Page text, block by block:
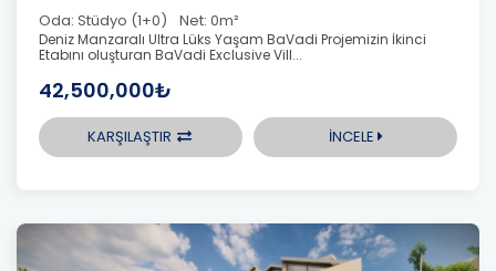
Oda: Stüdyo (1+0) Net: 0m²
Deniz Manzaralı Ultra Lüks Yaşam BaVadi Projemizin İkinci
Etabını oluşturan BaVadi Exclusive Vill...
42,500,000₺
KARŞILAŞTIR İNCELE